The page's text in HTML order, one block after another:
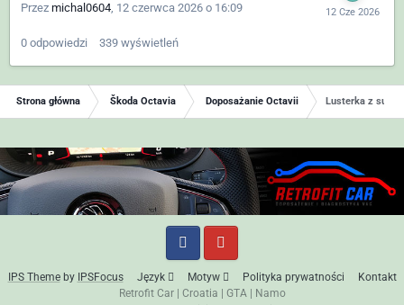
Przez michal0604, 12 czerwca 2026 o 16:09
0 odpowiedzi 339 wyświetleń
Strona główna Škoda Octavia Doposażanie Octavii Lusterka z
IPS Themeby IPSFocus Język Motyw Polityka prywatności
Kontakt
Retrofit Car| Croatia GTA|
Namo